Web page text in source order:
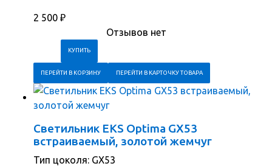
2 500 ₽
Отзывов нет
ПЕРЕЙТИ В КОРЗИНУ ПЕРЕЙТИ В КАРТОЧКУ ТОВАРА
Светильник EKS Optima GX53
встраиваемый, золотой жемчуг
Тип цоколя: GX53